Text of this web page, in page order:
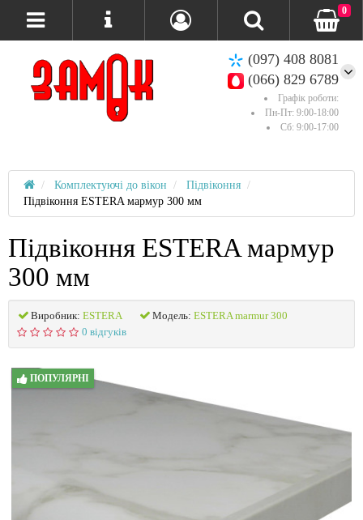
(097) 408 8081
(066) 829 6789
Графік роботи:
Пн-Пт: 9:00-18:00
Сб: 9:00-17:00
0
Комплектуючі до вікон
Підвіконня
Підвіконня ESTERA мармур 300 мм
Підвіконня ESTERA мармур
300 мм
Виробник: ESTERA Модель: ESTERA marmur 300
0 відгуків
ПОПУЛЯРНІ